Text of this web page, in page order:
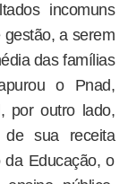
incomuns
a serem
das famílias
o Pnad,
por outro lado,
de sua receita
da Educação, o